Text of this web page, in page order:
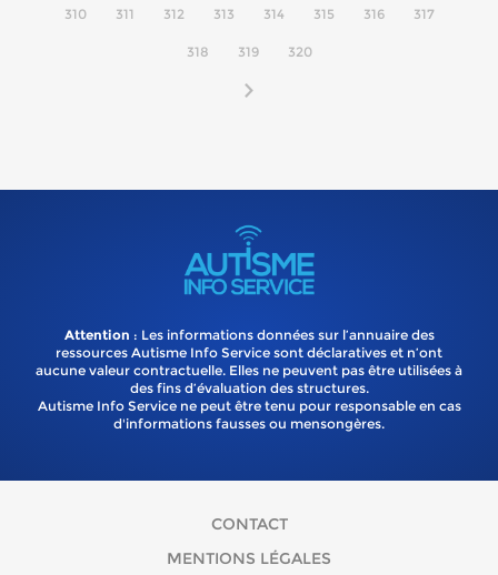
310 311 312 313 314 315 316 317
318 319 320
Attention : Les informations données sur l’annuaire des
ressources Autisme Info Service sont déclaratives et n’ont
aucune valeur contractuelle. Elles ne peuvent pas être utilisées à
des fins d’évaluation des structures.
Autisme Info Service ne peut être tenu pour responsable en cas
d'informations fausses ou mensongères.
CONTACT
MENTIONS LÉGALES